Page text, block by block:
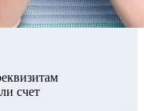
счет